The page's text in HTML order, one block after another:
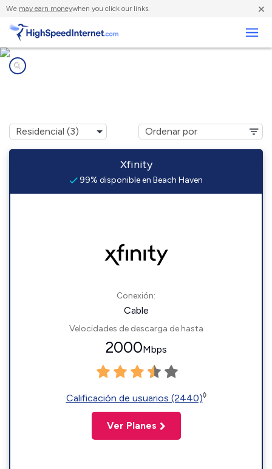
We may earn moneywhen you click our links. ×
Xfinity
99% disponible en Beach Haven
Conexión:
Cable
Velocidades de descarga de hasta
2000Mbps
Calificación de usuarios (2440)◊
Ver Planes